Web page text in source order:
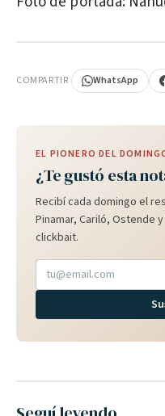
COMPARTIR WhatsApp
EL PIONERO DEL
¿Te gustó esta
Recibí cada domingo el
Pinamar, Cariló, Ostende
clickbait.